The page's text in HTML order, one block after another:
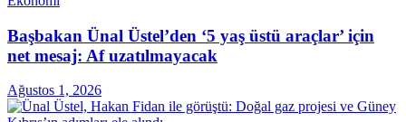
Başbakan Ünal Üstel’den ‘5 yaş üstü araçlar’ için
net mesaj: Af uzatılmayacak
Ağustos 1, 2026